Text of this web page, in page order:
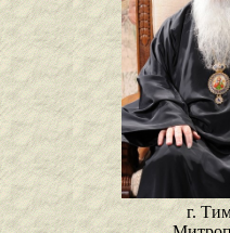
г.